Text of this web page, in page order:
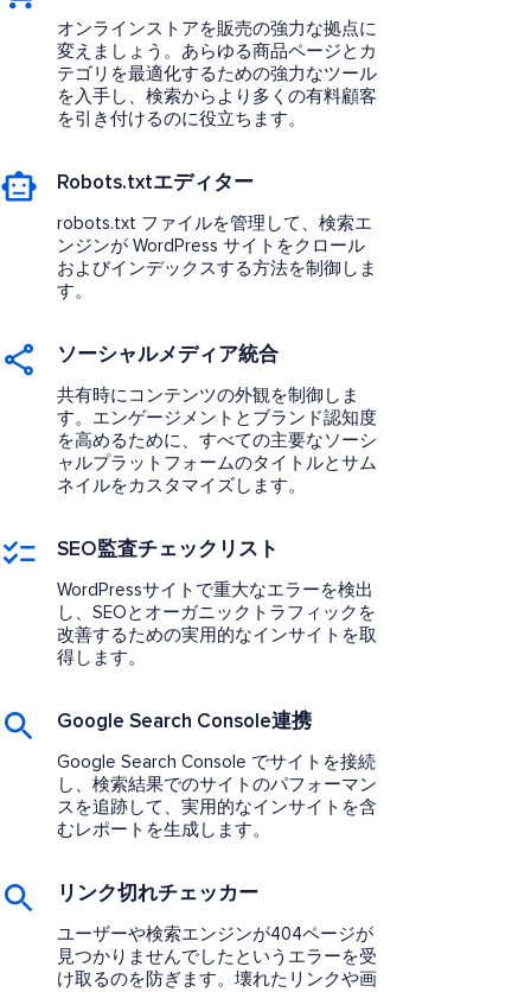
オンラインストアを販売の強力な拠点に
変えましょう。あらゆる商品ページとカ
テゴリを最適化するための強力なツール
を入手し、検索からより多くの有料顧客
を引き付けるのに役立ちます。
Robots.txtエディター
robots.txt ファイルを管理して、検索エ
ンジンが WordPress サイトをクロール
およびインデックスする方法を制御しま
す。
ソーシャルメディア統合
共有時にコンテンツの外観を制御しま
す。エンゲージメントとブランド認知度
を高めるために、すべての主要なソーシ
ャルプラットフォームのタイトルとサム
ネイルをカスタマイズします。
SEO監査チェックリスト
WordPressサイトで重大なエラーを検出
し、SEOとオーガニックトラフィックを
改善するための実用的なインサイトを取
得します。
Google Search Console連携
Google Search Console でサイトを接続
し、検索結果でのサイトのパフォーマン
スを追跡して、実用的なインサイトを含
むレポートを生成します。
リンク切れチェッカー
ユーザーや検索エンジンが404ページが
見つかりませんでしたというエラーを受
け取るのを防ぎます。壊れたリンクや画